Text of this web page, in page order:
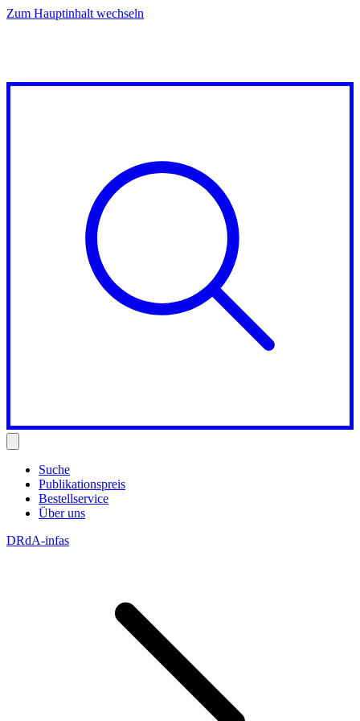
Zum Hauptinhalt wechseln
Suche
Publikationspreis
Bestellservice
Über uns
DRdA-infas